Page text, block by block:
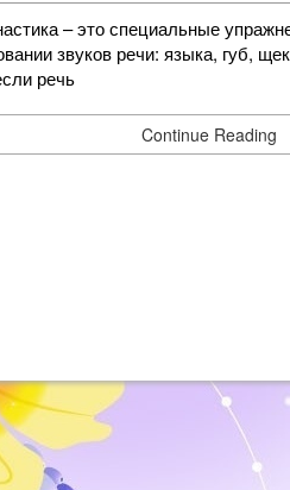
– это специальные
звуков речи: языка, губ,
речь
Continue Reading